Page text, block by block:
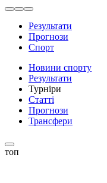
Результати
Прогнози
Спорт
Новини спорту
Результати
Турніри
Статті
Прогнози
Трансфери
топ